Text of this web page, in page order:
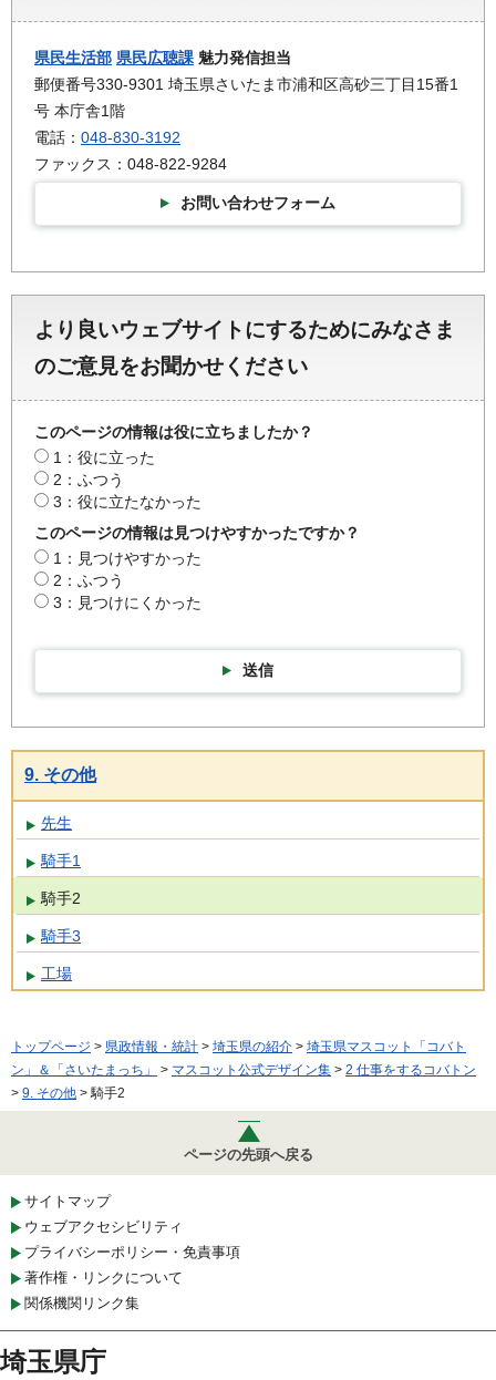
県民生活部 県民広聴課 魅力発信担当
郵便番号330-9301 埼玉県さいたま市浦和区高砂三丁目15番1
号 本庁舎1階
電話： 048-830-3192
ファックス：048-822-9284
お問い合わせフォーム
より良いウェブサイトにするためにみなさま
のご意見をお聞かせください
このページの情報は役に立ちましたか？
1：役に立った
2：ふつう
3：役に立たなかった
このページの情報は見つけやすかったですか？
1：見つけやすかった
2：ふつう
3：見つけにくかった
送信
9. その他
先生
騎手1
騎手2
騎手3
工場
トップページ > 県政情報・統計 > 埼玉県の紹介 > 埼玉県マスコット「コバト
ン」＆「さいたまっち」
> マスコット公式デザイン集 > 2 仕事をするコバトン
> 9. その他 > 騎手2
ページの先頭へ戻る
サイトマップ
ウェブアクセシビリティ
プライバシーポリシー・免責事項
著作権・リンクについて
関係機関リンク集
埼玉県庁